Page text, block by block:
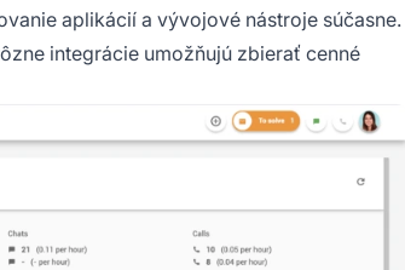
aplikácií a vývojové nástroje súčasne.
integrácie umožňujú zbierať cenné